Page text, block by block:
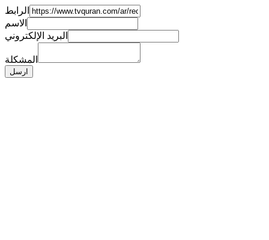
الرابط
الاسم
البريد الإلكتروني
المشكلة
ارسل